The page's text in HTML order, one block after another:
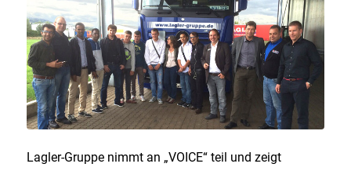
Lagler-Gruppe nimmt an „VOICE“ teil und zeigt